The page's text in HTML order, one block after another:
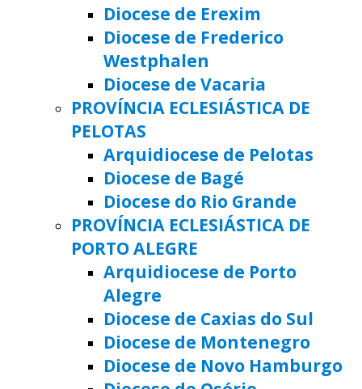
Diocese de Erexim
Diocese de Frederico
Westphalen
Diocese de Vacaria
PROVÍNCIA ECLESIÁSTICA DE
PELOTAS
Arquidiocese de Pelotas
Diocese de Bagé
Diocese do Rio Grande
PROVÍNCIA ECLESIÁSTICA DE
PORTO ALEGRE
Arquidiocese de Porto
Alegre
Diocese de Caxias do Sul
Diocese de Montenegro
Diocese de Novo Hamburgo